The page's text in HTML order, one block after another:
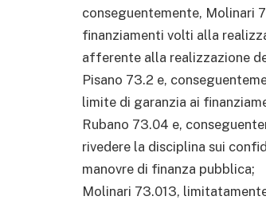
conseguentemente, Molinari
finanziamenti volti alla
afferente alla realizzazione
Pisano 73.2 e,
limite di garanzia ai
Rubano 73.04 e,
rivedere la disciplina sui
manovre di finanza pubblica;
Molinari 73.013,